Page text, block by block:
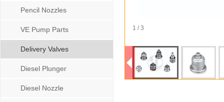
Pencil Nozzles
VE Pump Parts
Delivery Valves
Diesel Plunger
Diesel Nozzle
1 / 3